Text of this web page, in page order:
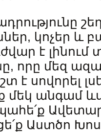
կոչեր և
է լինում
որը մեզ
է սովորել
մեկ անգամ
Աստծո